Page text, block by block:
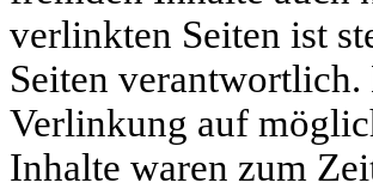
verlinkten Seiten ist
Seiten
Verlinkung auf
Inhalte waren zum